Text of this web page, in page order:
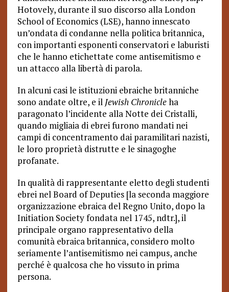
Hotovely, durante il suo discorso alla London
School of Economics (LSE), hanno innescato
un’ondata di condanne nella politica britannica,
con importanti esponenti conservatori e laburisti
che le hanno etichettate come antisemitismo e
un attacco alla libertà di parola.
In alcuni casi le istituzioni ebraiche britanniche
sono andate oltre, e il Jewish Chronicleha
paragonato l’incidente alla Notte dei Cristalli,
quando migliaia di ebrei furono mandati nei
campi di concentramento dai paramilitari nazisti,
le loro proprietà distrutte e le sinagoghe
profanate.
In qualità di rappresentante eletto degli studenti
ebrei nel Board of Deputies [la seconda maggiore
organizzazione ebraica del Regno Unito, dopo la
Initiation Society fondata nel 1745, ndtr.], il
principale organo rappresentativo della
comunità ebraica britannica, considero molto
seriamente l’antisemitismo nei campus, anche
perché è qualcosa che ho vissuto in prima
persona.